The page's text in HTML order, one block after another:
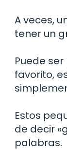
A veces,
tener un
Puede
favorito,
Estos
de decir
palabras.